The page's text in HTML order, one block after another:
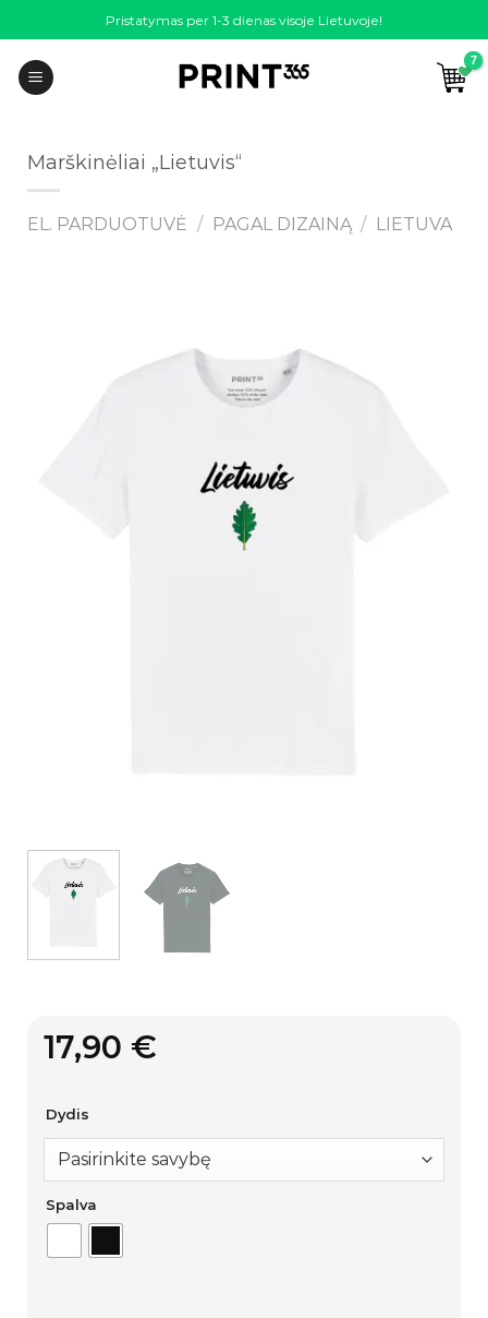
to
content
Pristatymas per 1-3 dienas visoje Lietuvoje!
Marškinėliai „Lietuvis“
EL. PARDUOTUVĖ / PAGAL DIZAINĄ / LIETUVA
17,90 €
Dydis
Spalva